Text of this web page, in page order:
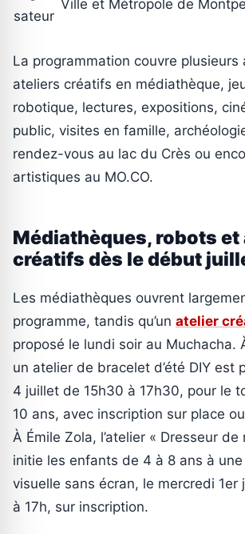
sateur
Ville et Métropole de
La programmation couvre plusieurs
ateliers créatifs en médiathèque,
robotique, lectures, expositions,
public, visites en famille,
rendez-vous au lac du Crès ou
artistiques au MO.CO.
Médiathèques, robots
créatifs dès le début
Les médiathèques ouvrent
programme, tandis qu’un atelier
proposé le lundi soir au Muchacha.
un atelier de bracelet d’été DIY est
4 juillet de 15h30 à 17h30, pour le
10 ans, avec inscription sur place
À Émile Zola, l’atelier « Dresseur
initie les enfants de 4 à 8 ans à
visuelle sans écran, le mercredi 1er
à 17h, sur inscription.